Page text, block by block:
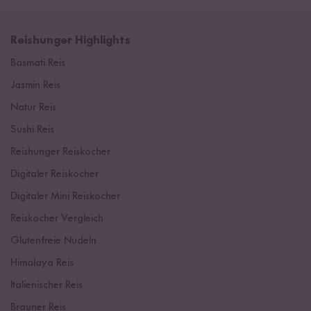
Reishunger Highlights
Basmati Reis
Jasmin Reis
Natur Reis
Sushi Reis
Reishunger Reiskocher
Digitaler Reiskocher
Digitaler Mini Reiskocher
Reiskocher Vergleich
Glutenfreie Nudeln
Himalaya Reis
Italienischer Reis
Brauner Reis